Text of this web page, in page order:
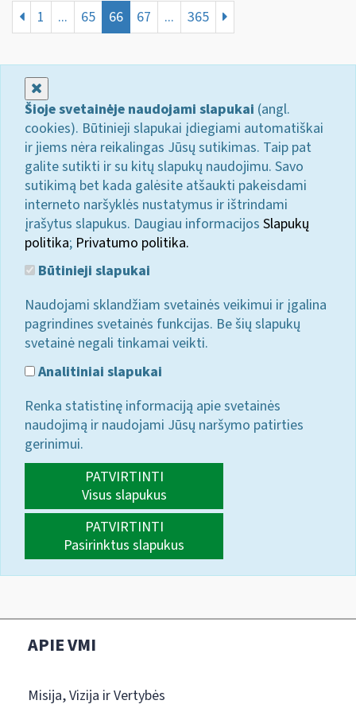
1 ... 65 66 67 ... 365
Šioje svetainėje naudojami slapukai (angl.
cookies). Būtinieji slapukai įdiegiami automatiškai
ir jiems nėra reikalingas Jūsų sutikimas. Taip pat
galite sutikti ir su kitų slapukų naudojimu. Savo
sutikimą bet kada galėsite atšaukti pakeisdami
interneto naršyklės nustatymus ir ištrindami
įrašytus slapukus. Daugiau informacijos Slapukų
politika; Privatumo politika.
Būtinieji slapukai
Naudojami sklandžiam svetainės veikimui ir įgalina
pagrindines svetainės funkcijas. Be šių slapukų
svetainė negali tinkamai veikti.
Analitiniai slapukai
Renka statistinę informaciją apie svetainės
naudojimą ir naudojami Jūsų naršymo patirties
gerinimui.
PATVIRTINTI
Visus slapukus
PATVIRTINTI
Pasirinktus slapukus
APIE VMI
Misija, Vizija ir Vertybės